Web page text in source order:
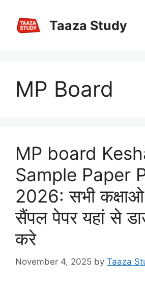
content
Taaza Study
MP Board
MP board
Sample Paper
2026: सभी
सैंपल पेपर यहां से
करे
November 4, 2025 by Taaza